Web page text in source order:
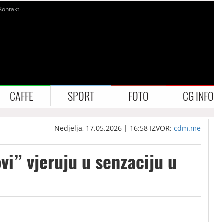
CAFFE SPORT FOTO CG INFO
Nedjelja, 17.05.2026 | 16:58 IZVOR:cdm.me
vjeruju u senzaciju u